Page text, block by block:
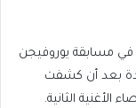
في مسابقة يوروفيجن
بعد أن كشفت
الأغنية الثانية.